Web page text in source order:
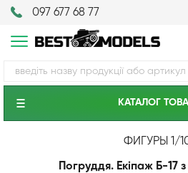
097 677 68 77
КАТАЛОГ
ФИГУРЫ 1/
Погруддя. Екіпаж Б-17